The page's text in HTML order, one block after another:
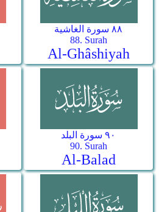
٨٨ سورة الغاشية
88. Surah
Al-Ghâshiyah
٩٠ سورة البلد
90. Surah
Al-Balad